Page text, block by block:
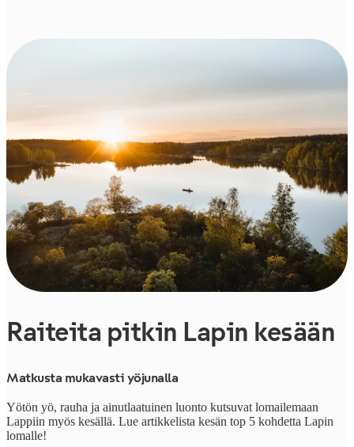
Raiteita pitkin Lapin kesään
Matkusta mukavasti yöjunalla
Yötön yö, rauha ja ainutlaatuinen luonto kutsuvat lomailemaan
Lappiin myös kesällä. Lue artikkelista kesän top 5 kohdetta Lapin
lomalle!